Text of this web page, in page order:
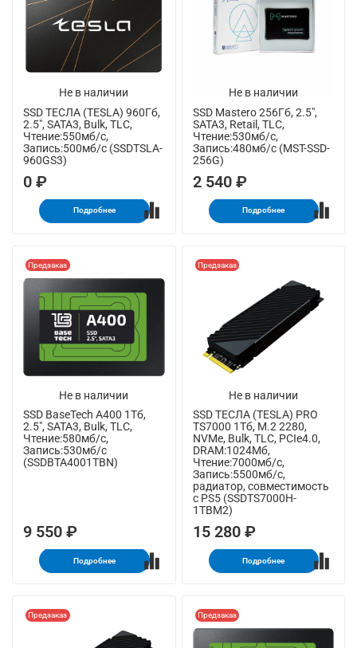
Не в наличии
SSD ТЕСЛА (TESLA) 960Гб,
2.5", SATA3, Bulk, TLC,
Чтение:550мб/с,
Запись:500мб/с (SSDTSLA-
960GS3)
0 ₽
Подробнее
Не в наличии
SSD Mastero 256Гб, 2.5",
SATA3, Retail, TLC,
Чтение:530мб/с,
Запись:480мб/с (MST-SSD-
256G)
2 540 ₽
Подробнее
Не в наличии
Предзаказ
SSD BaseTech A400 1Тб,
2.5", SATA3, Bulk, TLC,
Чтение:580мб/с,
Запись:530мб/с
(SSDBTA4001TBN)
9 550 ₽
Подробнее
Не в наличии
Предзаказ
SSD ТЕСЛА (TESLA) PRO
TS7000 1Тб, M.2 2280,
NVMe, Bulk, TLC, PCIe4.0,
DRAM:1024Мб,
Чтение:7000мб/с,
Запись:5500мб/с,
радиатор, совместимость
с PS5 (SSDTS7000H-
1TBM2)
15 280 ₽
Подробнее
Предзаказ Предзаказ